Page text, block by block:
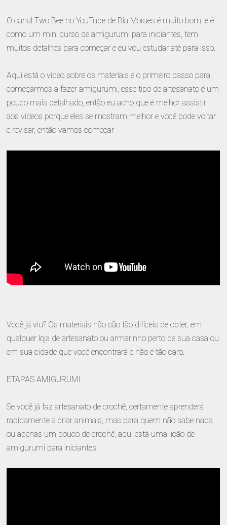
O canal Two Bee no YouTube de Bia Moraes é muito bom, e é
como um mini curso de amigurumi para iniciantes, tem
muitos detalhes para começar e eu vou estudar até para isso.
Aqui está o vídeo sobre os materiais e o primeiro passo para
começarmos a fazer amigurumi, esse tipo de artesanato é um
pouco mais detalhado, então eu acho que é melhor assistir
aos vídeos porque eles se mostram melhor e você pode voltar
e revisar, então vamos começar
Você já viu? Os materiais não são tão difíceis de obter, em
qualquer loja de artesanato ou armarinho perto de sua casa ou
em sua cidade que você encontrará e não é tão caro.
ETAPAS AMIGURUMI
Se você já faz artesanato de crochê, certamente aprenderá
rapidamente a criar animais, mas para quem não sabe nada
ou apenas um pouco de crochê, aqui está uma lição de
amigurumi para iniciantes: